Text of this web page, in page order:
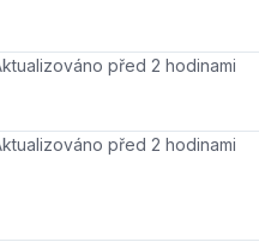
Aktualizováno před 2 hodinami
Aktualizováno před 2 hodinami